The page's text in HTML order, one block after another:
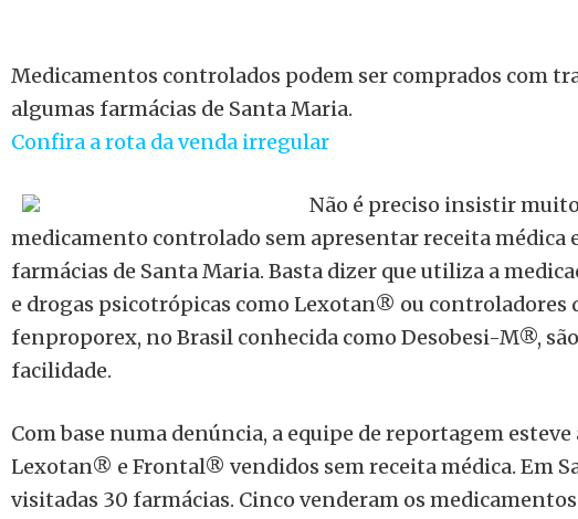
Medicamentos controlados podem ser comprados com
algumas farmácias de Santa Maria.
Confira a rota da venda irregular
Não é preciso insistir
medicamento controlado sem apresentar receita médica
farmácias de Santa Maria. Basta dizer que utiliza a
e drogas psicotrópicas como Lexotan® ou controladores
fenproporex, no Brasil conhecida como Desobesi-M®,
facilidade.
Com base numa denúncia, a equipe de reportagem esteve
Lexotan® e Frontal® vendidos sem receita médica. Em
visitadas 30 farmácias. Cinco venderam os